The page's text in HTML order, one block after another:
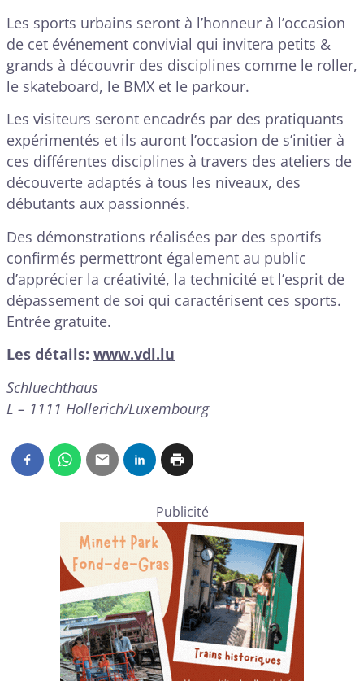
Les sports urbains seront à l’honneur à l’occasion
de cet événement convivial qui invitera petits &
grands à découvrir des disciplines comme le roller,
le skateboard, le BMX et le parkour.
Les visiteurs seront encadrés par des pratiquants
expérimentés et ils auront l’occasion de s’initier à
ces différentes disciplines à travers des ateliers de
découverte adaptés à tous les niveaux, des
débutants aux passionnés.
Des démonstrations réalisées par des sportifs
confirmés permettront également au public
d’apprécier la créativité, la technicité et l’esprit de
dépassement de soi qui caractérisent ces sports.
Entrée gratuite.
Les détails: www.vdl.lu
Schluechthaus
L – 1111 Hollerich/Luxembourg
Publicité